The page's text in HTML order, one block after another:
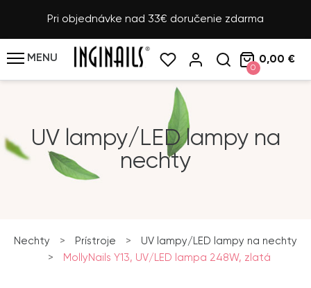
Pri objednávke nad 33€ doručenie zdarma
MENU
0
0,00 €
UV lampy/LED lampy na
nechty
Nechty > Prístroje >
UV lampy/LED lampy na nechty
>
MollyNails Y13, UV/LED lampa 248W, zlatá